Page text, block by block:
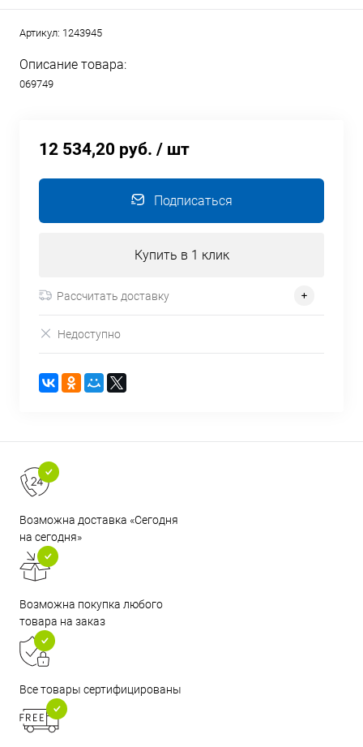
Артикул: 1243945
Описание товара:
069749
12 534,20 руб. / шт
Подписаться
Купить в 1 клик
Рассчитать доставку
Недоступно
Возможна доставка «Сегодня
на сегодня»
Возможна покупка любого
товара на заказ
Все товары сертифицированы